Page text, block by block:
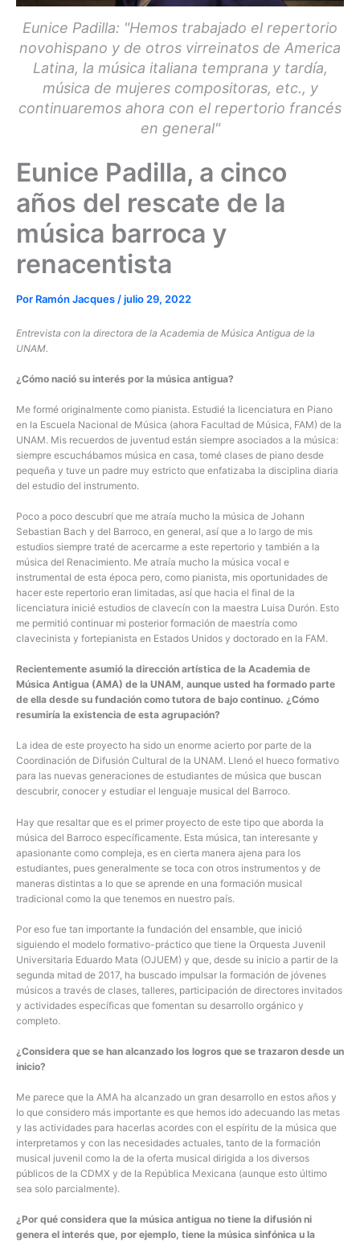
Eunice Padilla: "Hemos trabajado el repertorio
novohispano y de otros virreinatos de America
Latina, la música italiana temprana y tardía,
música de mujeres compositoras, etc., y
continuaremos ahora con el repertorio francés
en general"
Eunice Padilla, a cinco
años del rescate de la
música barroca y
renacentista
Por Ramón Jacques /julio 29, 2022
Entrevista con la directora de la Academia de Música Antigua de la
UNAM.
¿Cómo nació su interés por la música antigua?
Me formé originalmente como pianista. Estudié la licenciatura en Piano
en la Escuela Nacional de Música (ahora Facultad de Música, FAM) de la
UNAM. Mis recuerdos de juventud están siempre asociados a la música:
siempre escuchábamos música en casa, tomé clases de piano desde
pequeña y tuve un padre muy estricto que enfatizaba la disciplina diaria
del estudio del instrumento.
Poco a poco descubrí que me atraía mucho la música de Johann
Sebastian Bach y del Barroco, en general, así que a lo largo de mis
estudios siempre traté de acercarme a este repertorio y también a la
música del Renacimiento. Me atraía mucho la música vocal e
instrumental de esta época pero, como pianista, mis oportunidades de
hacer este repertorio eran limitadas, así que hacia el final de la
licenciatura inicié estudios de clavecín con la maestra Luisa Durón. Esto
me permitió continuar mi posterior formación de maestría como
clavecinista y fortepianista en Estados Unidos y doctorado en la FAM.
Recientemente asumió la dirección artística de la Academia de
Música Antigua (AMA) de la UNAM, aunque usted ha formado parte
de ella desde su fundación como tutora de bajo continuo. ¿Cómo
resumiría la existencia de esta agrupación?
La idea de este proyecto ha sido un enorme acierto por parte de la
Coordinación de Difusión Cultural de la UNAM. Llenó el hueco formativo
para las nuevas generaciones de estudiantes de música que buscan
descubrir, conocer y estudiar el lenguaje musical del Barroco.
Hay que resaltar que es el primer proyecto de este tipo que aborda la
música del Barroco específicamente. Esta música, tan interesante y
apasionante como compleja, es en cierta manera ajena para los
estudiantes, pues generalmente se toca con otros instrumentos y de
maneras distintas a lo que se aprende en una formación musical
tradicional como la que tenemos en nuestro país.
Por eso fue tan importante la fundación del ensamble, que inició
siguiendo el modelo formativo-práctico que tiene la Orquesta Juvenil
Universitaria Eduardo Mata (OJUEM) y que, desde su inicio a partir de la
segunda mitad de 2017, ha buscado impulsar la formación de jóvenes
músicos a través de clases, talleres, participación de directores invitados
y actividades específicas que fomentan su desarrollo orgánico y
completo.
¿Considera que se han alcanzado los logros que se trazaron desde un
inicio?
Me parece que la AMA ha alcanzado un gran desarrollo en estos años y
lo que considero más importante es que hemos ido adecuando las metas
y las actividades para hacerlas acordes con el espíritu de la música que
interpretamos y con las necesidades actuales, tanto de la formación
musical juvenil como la de la oferta musical dirigida a los diversos
públicos de la CDMX y de la República Mexicana (aunque esto último
sea solo parcialmente).
¿Por qué considera que la música antigua no tiene la difusión ni
genera el interés que, por ejemplo, tiene la música sinfónica u la